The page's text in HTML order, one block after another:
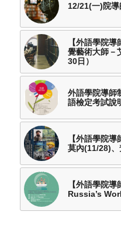
12/21(一)院
【外語學院
覺藝術大師－
30日）
外語學院導師
語檢定考試說
【外語學院
莫內(11/28)
【外語學院
Russia’s